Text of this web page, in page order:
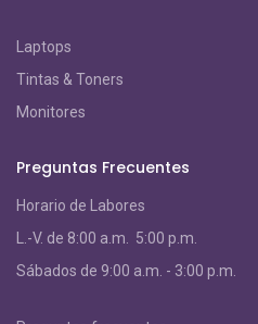
Laptops
Tintas & Toners
Monitores
Preguntas Frecuentes
Horario de Labores
L.-V. de 8:00 a.m. 5:00 p.m.
Sábados de 9:00 a.m. - 3:00 p.m.